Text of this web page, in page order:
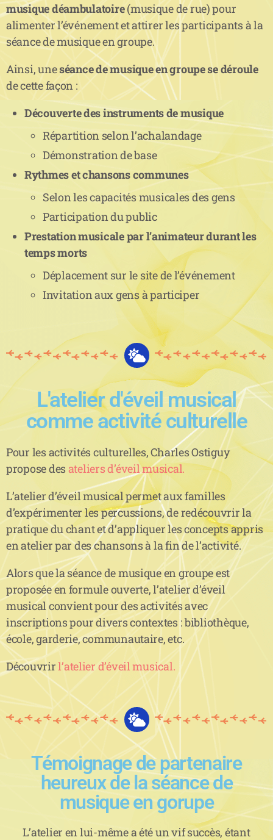
musique déambulatoire(musique de rue) pour
alimenter l’événement et attirer les participants à la
séance de musique en groupe.
Ainsi, uneséance de musique en groupe se déroule
de cette façon :
Découverte des instruments de musique
Répartition selon l’achalandage
Démonstration de base
Rythmes et chansons communes
Selon les capacités musicales des gens
Participation du public
Prestation musicale par l’animateur durant les
temps morts
Déplacement sur le site de l’événement
Invitation aux gens à participer
L'atelier d'éveil musical
comme activité culturelle
Pour les activités culturelles, Charles Ostiguy
propose des ateliers d’éveil musical.
L’atelier d’éveil musical permet aux familles
d’expérimenter les percussions, de redécouvrir la
pratique du chant et d’appliquer les concepts appris
en atelier par des chansons à la fin de l’activité.
Alors que la séance de musique en groupe est
proposée en formule ouverte, l’atelier d’éveil
musical convient pour des activités avec
inscriptions pour divers contextes : bibliothèque,
école, garderie, communautaire, etc.
Découvrirl’atelier d’éveil musical.
Témoignage de partenaire
heureux de la séance de
musique en gorupe
L’atelier en lui-même a été un vif succès, étant